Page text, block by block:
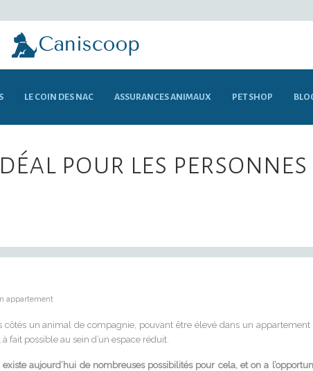
LE COIN DES NAC ASSURANCES ANIMAUX PET SHOP
pour les
appartement
côtés un animal de compagnie, pouvant être élevé dans un
fait possible au sein d’un espace réduit.
aujourd’hui de nombreuses possibilités pour cela, et on a